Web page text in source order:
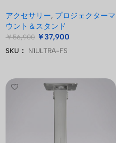
アクセサリー, プロジェクターマ
ウント＆スタンド
￥56,900 ￥37,900
SKU： N1ULTRA-FS